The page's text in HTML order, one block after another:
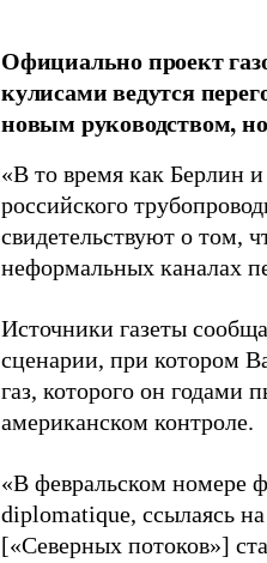
Официально проект
кулисами ведутся
новым руководством,
«В то время как Берлин
российского
свидетельствуют о том,
неформальных каналах
Источники газеты
сценарии, при котором
газ, которого он
американском контроле.
«В февральском номере
diplomatique, ссылаясь
[«Северных потоков»]